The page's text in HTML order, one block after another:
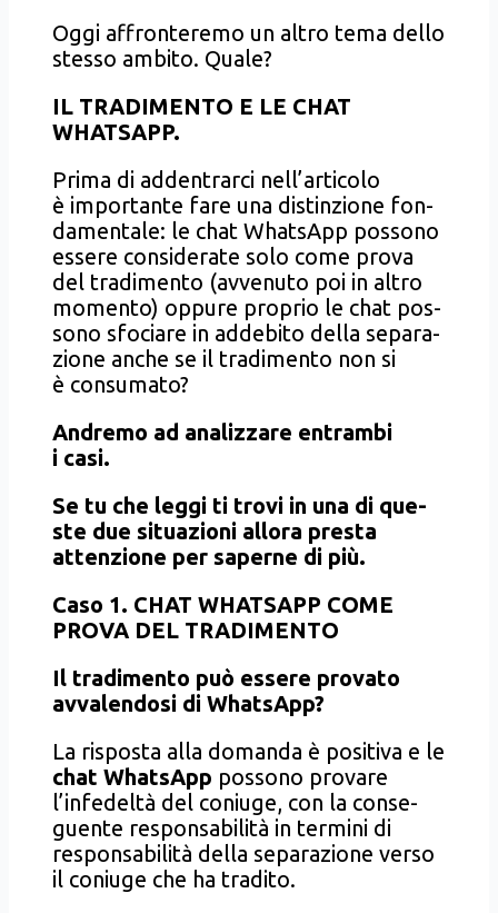
Oggi affron­te­re­mo un altro tema del­lo
stes­so ambi­to. Qua­le?
IL TRADIMENTO E LE CHAT
WHATSAPP.
Pri­ma di adden­trar­ci nell’articolo
è impor­tan­te fare una distin­zio­ne fon­
da­men­ta­le: le chat Wha­tsApp pos­so­no
esse­re con­si­de­ra­te solo come pro­va
del tra­di­men­to (avve­nu­to poi in altro
momen­to) oppu­re pro­prio le chat pos­
so­no sfo­cia­re in adde­bi­to del­la sepa­ra­
zio­ne anche se il tra­di­men­to non si
è con­su­ma­to?
Andre­mo ad ana­liz­za­re entram­bi
i casi.
Se tu che leg­gi ti tro­vi in una di que­
ste due situa­zio­ni allo­ra pre­sta
atten­zio­ne per saper­ne di più.
Caso 1. CHAT WHATSAPP COME
PROVA DEL TRADIMENTO
Il tra­di­men­to può esse­re pro­va­to
avva­len­do­si di Wha­tsApp?
La rispo­sta alla doman­da è posi­ti­va e le
chat Wha­tsApp pos­so­no pro­va­re
l’infedeltà del coniu­ge, con la con­se­
guen­te respon­sa­bi­li­tà in ter­mi­ni di
respon­sa­bi­li­tà del­la sepa­ra­zio­ne ver­so
il coniu­ge che ha tra­di­to.